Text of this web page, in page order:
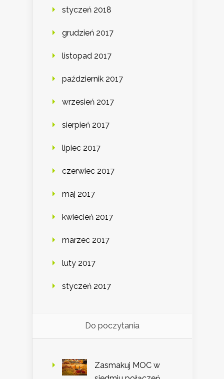
styczeń 2018
grudzień 2017
listopad 2017
październik 2017
wrzesień 2017
sierpień 2017
lipiec 2017
czerwiec 2017
maj 2017
kwiecień 2017
marzec 2017
luty 2017
styczeń 2017
Do poczytania
Zasmakuj MOC w